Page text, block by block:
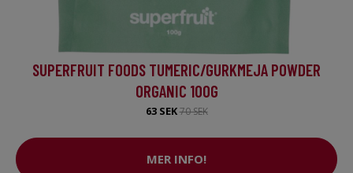
SUPERFRUIT FOODS TUMERIC/GURKMEJA POWDER
ORGANIC 100G
63 SEK70 SEK
MER INFO!